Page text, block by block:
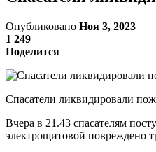
Опубликовано Ноя 3, 2023
1 249
Поделится
Спасатели ликвидировали
Вчера в 21.43 спасателям
электрощитовой повреждено